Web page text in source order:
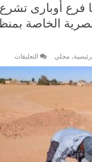
فرع أوباری
الخاصة
, محلي التعليقات
ليبيا
ربط
شبكة